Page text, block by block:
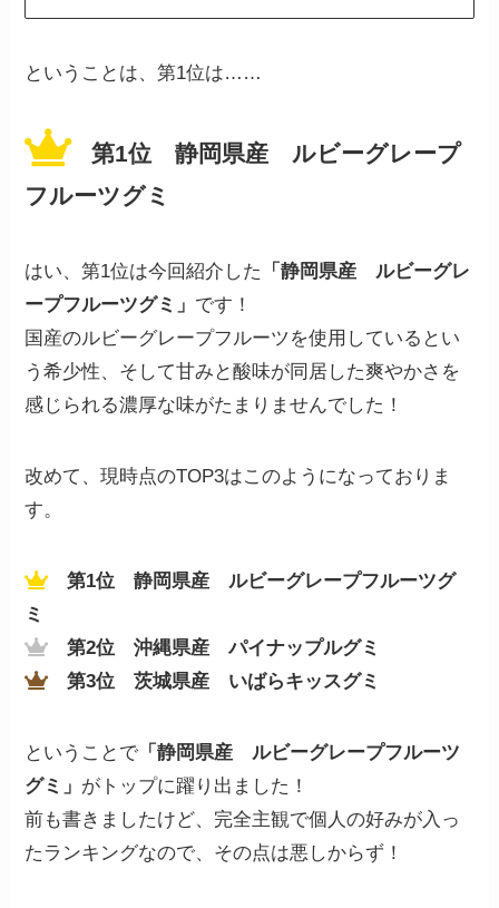
ということは、第1位は……
第1位 静岡県産 ルビーグレープ
フルーツグミ
はい、第1位は今回紹介した
「静岡県産 ルビーグレ
ープフルーツグミ」 です！
国産のルビーグレープフルーツを使用しているとい
う希少性、そして甘みと酸味が同居した爽やかさを
感じられる濃厚な味がたまりませんでした！
改めて、現時点のTOP3はこのようになっておりま
す。
第1位 静岡県産 ルビーグレープフルーツグ
ミ
第2位 沖縄県産 パイナップルグミ
第3位茨城県産 いばらキッスグミ
ということで 「静岡県産 ルビーグレープフルーツ
グミ」 がトップに躍り出ました！
前も書きましたけど、完全主観で個人の好みが入っ
たランキングなので、その点は悪しからず！